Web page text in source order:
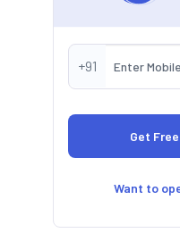
+91
Want to